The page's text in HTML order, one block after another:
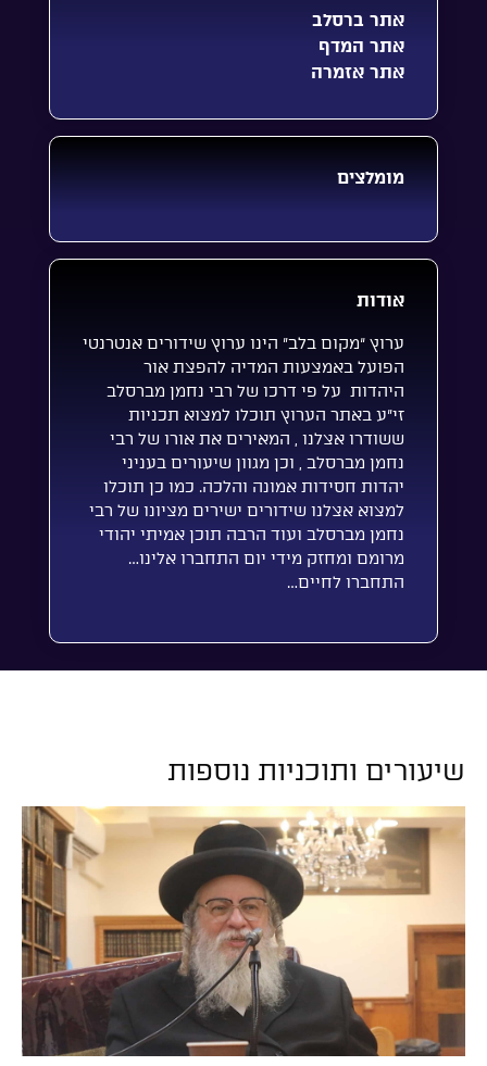
אתר ברסלב
אתר המדף
אתר אזמרה
מומלצים
אודות
ערוץ “מקום בלב” הינו ערוץ שידורים אנטרנטי
הפועל באמצעות המדיה להפצת אור
היהדות על פי דרכו של רבי נחמן מברסלב
זי”ע באתר הערוץ תוכלו למצוא תכניות
ששודרו אצלנו , המאירים את אורו של רבי
נחמן מברסלב , וכן מגוון שיעורים בעניני
יהדות חסידות אמונה והלכה. כמו כן תוכלו
למצוא אצלנו שידורים ישירים מציונו של רבי
נחמן מברסלב ועוד הרבה תוכן אמיתי יהודי
מרומם ומחזק מידי יום התחברו אלינו…
התחברו לחיים…
שיעורים ותוכניות נוספות